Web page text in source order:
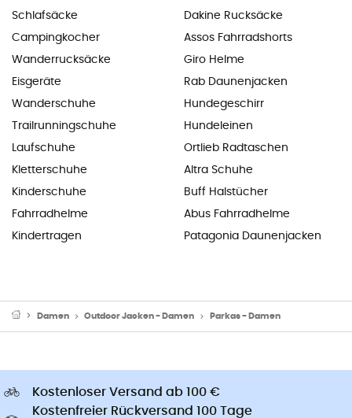
Schlafsäcke
Campingkocher
Wanderrucksäcke
Eisgeräte
Wanderschuhe
Trailrunningschuhe
Laufschuhe
Kletterschuhe
Kinderschuhe
Fahrradhelme
Kindertragen
Dakine Rucksäcke
Assos Fahrradshorts
Giro Helme
Rab Daunenjacken
Hundegeschirr
Hundeleinen
Ortlieb Radtaschen
Altra Schuhe
Buff Halstücher
Abus Fahrradhelme
Patagonia Daunenjacken
Damen Outdoor Jacken - Damen Parkas - Damen
Kostenloser Versand ab 100 €
Kostenfreier Rückversand 100 Tage